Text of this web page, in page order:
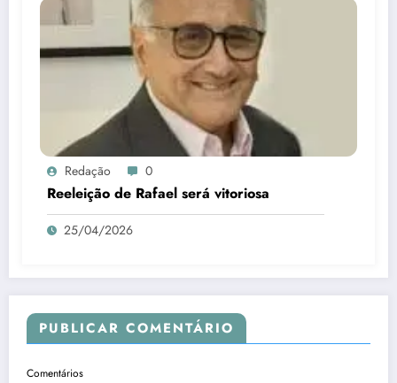
Redação 0
Reeleição de Rafael será vitoriosa
25/04/2026
PUBLICAR COMENTÁRIO
Comentários